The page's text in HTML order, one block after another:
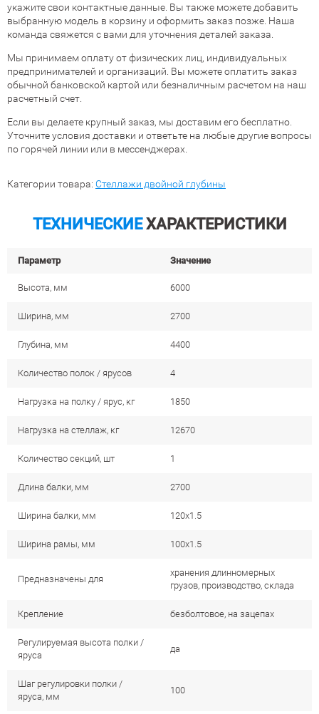
укажите свои контактные данные. Вы также можете добавить
выбранную модель в корзину и оформить заказ позже. Наша
команда свяжется с вами для уточнения деталей заказа.
Мы принимаем оплату от физических лиц, индивидуальных
предпринимателей и организаций. Вы можете оплатить заказ
обычной банковской картой или безналичным расчетом на наш
расчетный счет.
Если вы делаете крупный заказ, мы доставим его бесплатно.
Уточните условия доставки и ответьте на любые другие вопросы
по горячей линии или в мессенджерах.
Категории товара: Стеллажи двойной глубины
ТЕХНИЧЕСКИЕХАРАКТЕРИСТИКИ
Параметр Значение
Высота, мм 6000
Ширина, мм 2700
Глубина, мм 4400
Количество полок / ярусов 4
Нагрузка на полку / ярус, кг 1850
Нагрузка на стеллаж, кг 12670
Количество секций, шт 1
Длина балки, мм 2700
Ширина балки, мм 120х1.5
Ширина рамы, мм 100х1.5
Предназначены для
хранения длинномерных
грузов, производство, склада
Крепление безболтовое, на зацепах
Регулируемая высота полки /
яруса
да
Шаг регулировки полки /
яруса, мм
100